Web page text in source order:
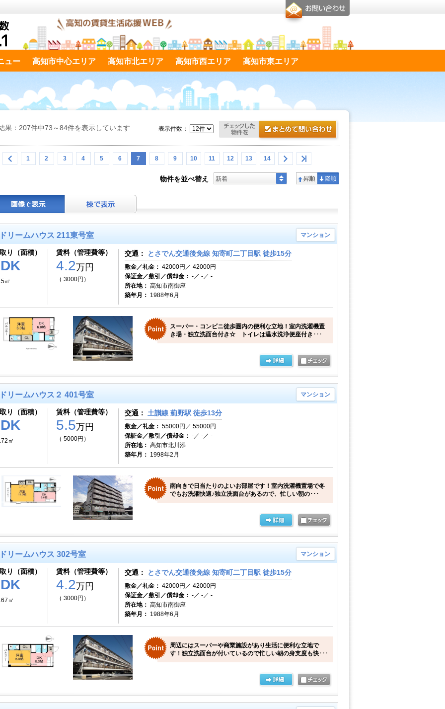
ュー 高知市中心エリア 高知市北エリア 高知市西エリア 高知市東エリア
果：207件中73～84件を表示しています
1 2 3 4 5 6 7 8 9 10 11 12 13 14
表示件数：
物件を並べ替え 新着
リームハウス 211東号室 マンション
り（面積）
㎡
賃料（管理費等）
4.2万円
（ 3000円）
交通： とさでん交通後免線 知寄町二丁目駅 徒歩15分
敷金／礼金： 42000円／ 42000円
保証金／敷引／償却金： -／ -／ -
所在地： 高知市南御座
築年月： 1988年6月
スーパー・コンビニ徒歩圏内の便利な立地！室内洗濯機置
き場・独立洗面台付き☆ トイレは温水洗浄便座付き･･･
リームハウス２ 401号室 マンション
り（面積）
㎡
賃料（管理費等）
5.5万円
（ 5000円）
交通： 土讃線 薊野駅 徒歩13分
敷金／礼金： 55000円／ 55000円
保証金／敷引／償却金： -／ -／ -
所在地： 高知市北川添
築年月： 1998年2月
南向きで日当たりのよいお部屋です！室内洗濯機置場で冬
でもお洗濯快適♪独立洗面台があるので、忙しい朝の･･･
リームハウス 302号室 マンション
り（面積）
㎡
賃料（管理費等）
4.2万円
（ 3000円）
交通： とさでん交通後免線 知寄町二丁目駅 徒歩15分
敷金／礼金： 42000円／ 42000円
保証金／敷引／償却金： -／ -／ -
所在地： 高知市南御座
築年月： 1988年6月
周辺にはスーパーや商業施設があり生活に便利な立地で
す！独立洗面台が付いているので忙しい朝の身支度も快･･･